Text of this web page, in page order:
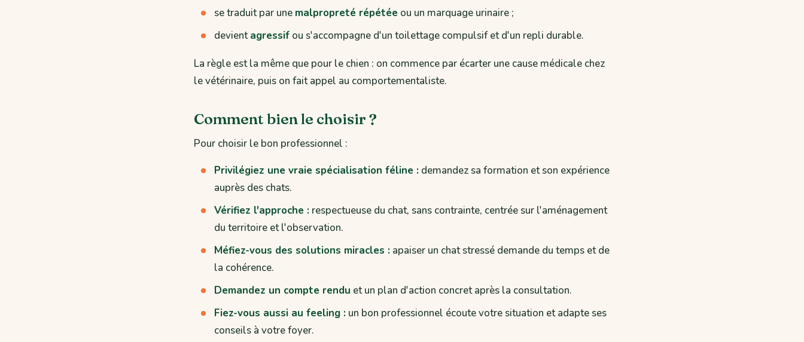
se traduit par une malpropreté répétée ou un marquage urinaire ;
devientagressif ou s'accompagne d'un toilettage compulsif et d'un repli durable.
La règle est la même que pour le chien : on commence par écarter une cause médicale chez
le vétérinaire, puis on fait appel au comportementaliste.
Comment bien le choisir ?
Pour choisir le bon professionnel :
Privilégiez une vraie spécialisation féline : demandez sa formation et son expérience
auprès des chats.
Vérifiez l'approche : respectueuse du chat, sans contrainte, centrée sur l'aménagement
du territoire et l'observation.
Méfiez-vous des solutions miracles : apaiser un chat stressé demande du temps et de
la cohérence.
Demandez un compte rendu et un plan d'action concret après la consultation.
Fiez-vous aussi au feeling : un bon professionnel écoute votre situation et adapte ses
conseils à votre foyer.